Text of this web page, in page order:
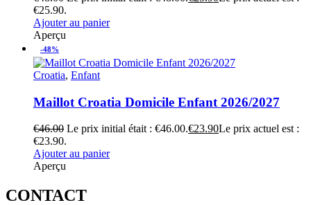
€25.90.
Ajouter au panier
Aperçu
-48%
Croatia, Enfant
Maillot Croatia Domicile Enfant 2026/2027
€46.00 Le prix initial était : €46.00.€23.90Le prix actuel est :
€23.90.
Ajouter au panier
Aperçu
CONTACT